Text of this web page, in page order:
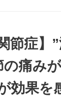
節症】
の痛み
効果を